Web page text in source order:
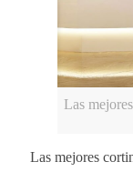
Las
Las mejores